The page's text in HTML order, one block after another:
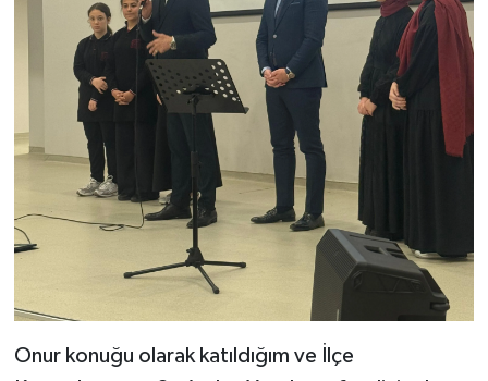
Onur konuğu olarak katıldığım ve İlçe